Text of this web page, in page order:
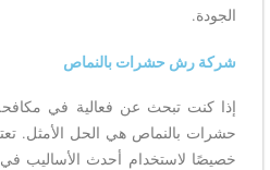
الجودة.
شركة رش حشرات بالنماص
إذا كنت تبحث عن فعالية في
حشرات بالنماص هي الحل الأمثل.
خصيصًا لاستخدام أحدث الأساليب